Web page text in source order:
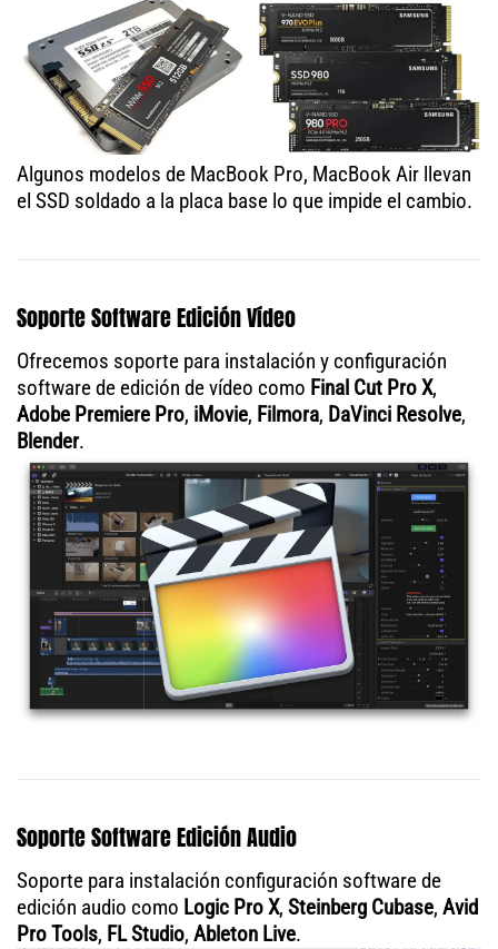
Algunos modelos de MacBook Pro, MacBook Air llevan
el SSD soldado a la placa base lo que impide el cambio.
Soporte Software Edición Vídeo
Ofrecemos soporte para instalación y configuración
software de edición de vídeo como Final Cut Pro X,
Adobe Premiere Pro, iMovie, Filmora, DaVinci Resolve,
Blender.
Soporte Software Edición Audio
Soporte para instalación configuración software de
edición audio como Logic Pro X, Steinberg Cubase, Avid
Pro Tools, FL Studio, Ableton Live.